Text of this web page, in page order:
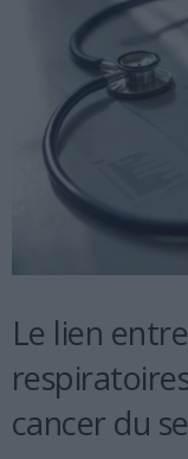
Le lien
cancer du